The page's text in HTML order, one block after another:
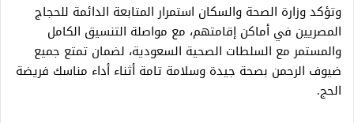
وتؤكد وزارة الصحة والسكان استمرار المتابعة الدائمة للحجاج
المصريين في أماكن إقامتهم، مع مواصلة التنسيق الكامل
والمستمر مع السلطات الصحية السعودية، لضمان تمتع جميع
ضيوف الرحمن بصحة جيدة وسلامة تامة أثناء أداء مناسك فريضة
الحج.